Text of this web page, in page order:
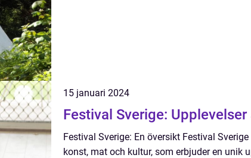
15 januari 2024
Festival Sverige:
Festival Sverige: En översikt Festival
konst, mat och kultur, som erbjuder en unik